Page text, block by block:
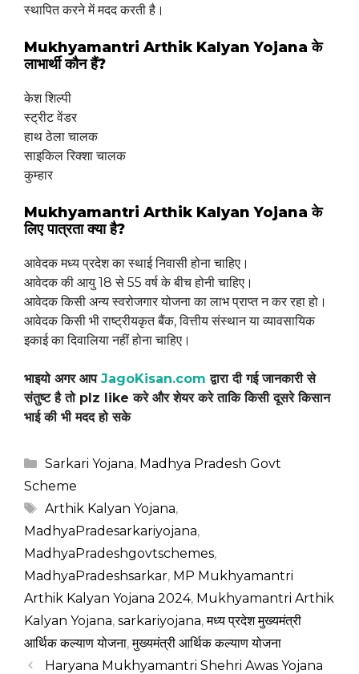
स्थापित करने में मदद करती है।
Mukhyamantri Arthik Kalyan Yojana के
लाभार्थी कौन हैं?
केश शिल्पी
स्ट्रीट वेंडर
हाथ ठेला चालक
साइकिल रिक्शा चालक
कुम्हार
Mukhyamantri Arthik Kalyan Yojana के
लिए पात्रता क्या है?
आवेदक मध्य प्रदेश का स्थाई निवासी होना चाहिए।
आवेदक की आयु 18 से 55 वर्ष के बीच होनी चाहिए।
आवेदक किसी अन्य स्वरोजगार योजना का लाभ प्राप्त न कर रहा हो।
आवेदक किसी भी राष्ट्रीयकृत बैंक, वित्तीय संस्थान या व्यावसायिक
इकाई का दिवालिया नहीं होना चाहिए।
भाइयो अगर आप JagoKisan.comद्वारा दी गई जानकारी से
संतुष्ट है तो plz like करे और शेयर करे ताकि किसी दूसरे किसान
भाई की भी मदद हो सके
Categories
Sarkari Yojana, Madhya Pradesh Govt
Scheme
Tags
Arthik Kalyan Yojana,
MadhyaPradesarkariyojana,
MadhyaPradeshgovtschemes,
MadhyaPradeshsarkar, MP Mukhyamantri
Arthik Kalyan Yojana 2024, Mukhyamantri Arthik
Kalyan Yojana, sarkariyojana,मध्य प्रदेश मुख्यमंत्री
आर्थिक कल्याण योजना,मुख्यमंत्री आर्थिक कल्याण योजना
Haryana Mukhyamantri Shehri Awas Yojana